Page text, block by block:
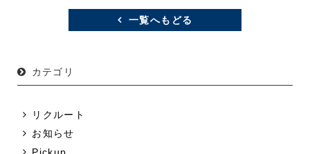
一覧へもどる
カテゴリ
リクルート
お知らせ
Pickup